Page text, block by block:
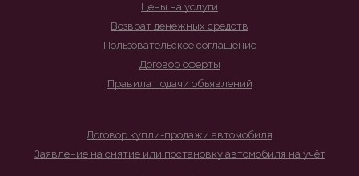
Цены на услуги
Возврат денежных средств
Пользовательское соглашение
Договор оферты
Правила подачи объявлений
Договор купли-продажи автомобиля
Заявление на снятие или постановку автомобиля на учёт